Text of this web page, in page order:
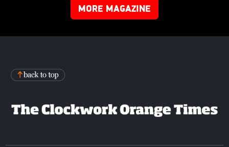
MORE MAGAZINE